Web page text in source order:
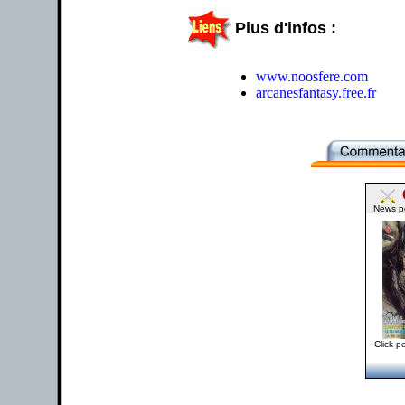
Plus d'infos :
www.noosfere.com
arcanesfantasy.free.fr
News
Click